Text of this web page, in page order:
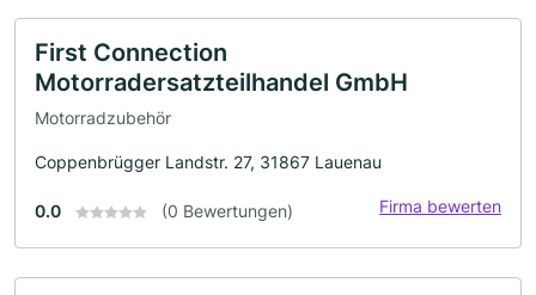
First Connection
Motorradersatzteilhandel GmbH
Motorradzubehör
Coppenbrügger Landstr. 27, 31867 Lauenau
0.0 (0 Bewertungen) Firma bewerten